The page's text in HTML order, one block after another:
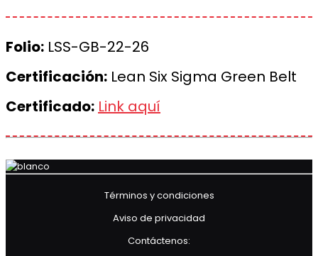
Folio: LSS-GB-22-26
Certificación: Lean Six Sigma Green Belt
Certificado: Link aquí
Términos y condiciones
Aviso de privacidad
Contáctenos: